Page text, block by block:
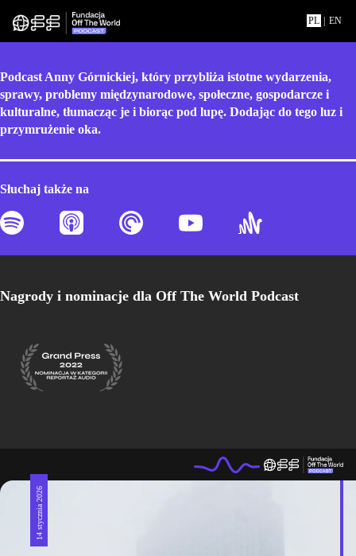
PL EN
Podcast Anny Górnickiej, który przybliża istotne wydarzenia,
sprawy, problemy międzynarodowe, społeczne, gospodarcze i
kulturalne, tłumacząc je i biorąc pod lupę. Dodając do tego luz i
przymrużenie oka.
Słuchaj także na
Nagrody i nominacje dla Off The World Podcast
14 stycznia 2026